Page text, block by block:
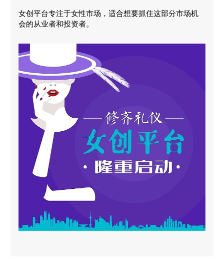
女创平台专注于女性市场，适合想要抓住这部分市场机
会的从业者和投资者。